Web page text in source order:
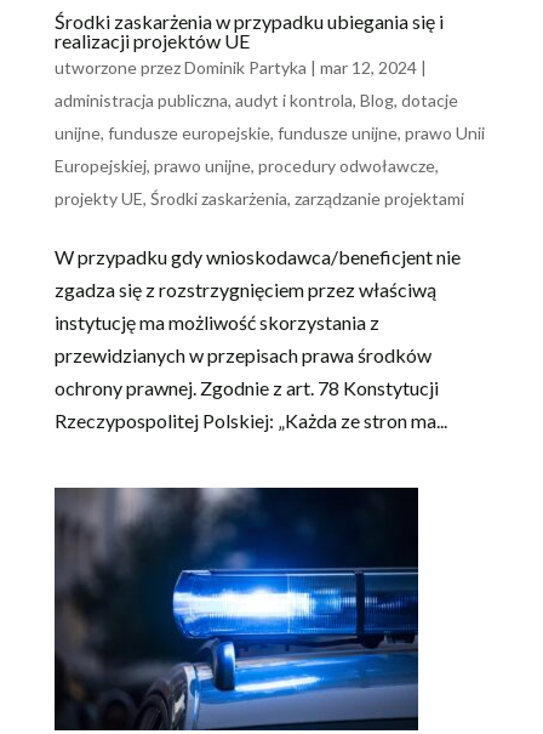
Środki zaskarżenia w przypadku ubiegania się i
realizacji projektów UE
utworzone przezDominik Partyka | mar 12, 2024|
administracja publiczna, audyt i kontrola, Blog, dotacje
unijne, fundusze europejskie, fundusze unijne, prawo Unii
Europejskiej, prawo unijne, procedury odwoławcze,
projekty UE, Środki zaskarżenia, zarządzanie projektami
W przypadku gdy wnioskodawca/beneficjent nie
zgadza się z rozstrzygnięciem przez właściwą
instytucję ma możliwość skorzystania z
przewidzianych w przepisach prawa środków
ochrony prawnej. Zgodnie z art. 78 Konstytucji
Rzeczypospolitej Polskiej: „Każda ze stron ma...